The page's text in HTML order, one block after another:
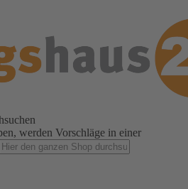
werden Vorschläge in einer